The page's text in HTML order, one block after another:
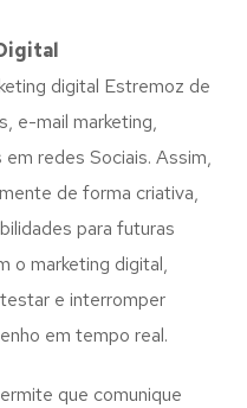
digital Estremoz de
e-mail marketing,
redes Sociais. Assim,
de forma criativa,
para futuras
o marketing digital,
e interromper
em tempo real.
que comunique